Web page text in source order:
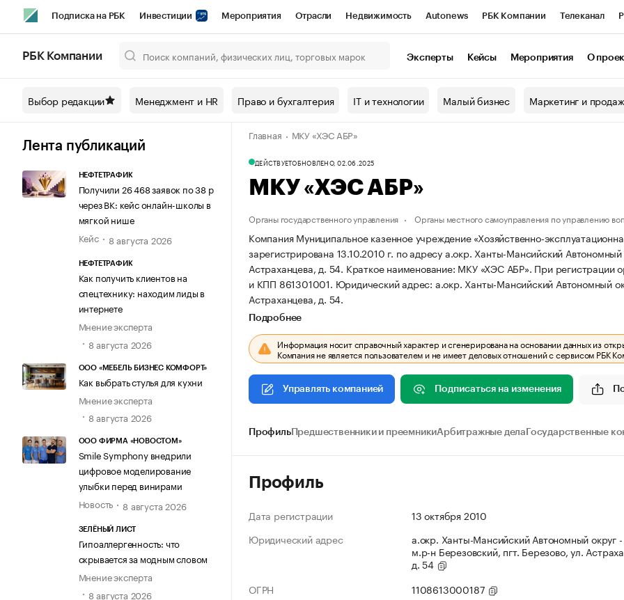
Подписка на РБК Инвестиции Мероприятия Отрасли Недвижимость Autonews РБК Компании Телеканал
Спецпроекты СПб Конференции СПб Спецпроекты Проверка контрагентов
Технологии и медиа Рынок наличной валюты
РБК Компании Эксперты Кейсы Мероприятия О
Выбор редакции Менеджмент и HR Право и бухгалтерия IT и технологии Малый бизнес Маркетинг и
Лента публикаций
НЕФТЕТРАФИК
Получили 26 468 заявок по 38 р
через ВК: кейс онлайн-школы в
мягкой нише
Кейс
8 августа 2026
НЕФТЕТРАФИК
Как получить клиентов на
спецтехнику: находим лиды в
интернете
Мнение эксперта
8 августа 2026
ООО «МЕБЕЛЬ БИЗНЕС КОМФОРТ»
Как выбрать стулья для кухни
Мнение эксперта
8 августа 2026
ООО ФИРМА «НОВОСТОМ»
Smile Symphony внедрили
цифровое моделирование
улыбки перед винирами
Новость
8 августа 2026
ЗЕЛЁНЫЙ ЛИСТ
Гипоаллергенность: что
скрывается за модным словом
Мнение эксперта
8 августа 2026
Главная МКУ «ХЭС АБР»
ДЕЙСТВУЕТОБНОВЛЕНО, 02.06.2025
МКУ «ХЭС АБР»
Органы государственного управления Органы местного самоуправления по управлению
Компания Муниципальное казенное учреждение «Хозяйственно-
зарегистрирована 13.10.2010 г. по адресу а.окр. Ханты-Мансийский
Астраханцева, д. 54. Краткое наименование: МКУ «ХЭС АБР». При регистрации
и КПП 861301001. Юридический адрес: а.окр. Ханты-Мансийский Автономный
Астраханцева, д. 54.
Подробнее
Информация носит справочный характер и сгенерирована на основании данных из
Компания не является пользователем и не имеет деловых отношений с сервисом РБК
Управлять компанией Подписаться на изменения
ПрофильПредшественники и преемникиАрбитражные дела Государственные
Профиль
Дата регистрации
13 октября 2010
Юридический адрес
а.окр. Ханты-Мансийский Автономный округ
м.р-н Березовский, пгт. Березово, ул.
д. 54
ОГРН
1108613000187